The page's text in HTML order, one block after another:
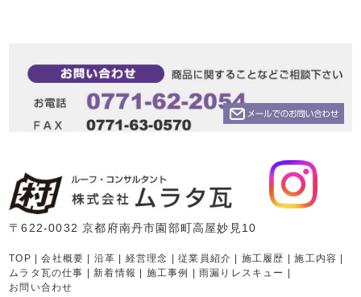
〒622-0032 京都府南丹市園部町高屋妙見10
TOP |会社概要 沿革 経営理念 |従業員紹介 施工履歴 |施工内容
ムラタ瓦の仕事
|新着情報 施工事例 |雨漏りレスキュー
お問い合わせ